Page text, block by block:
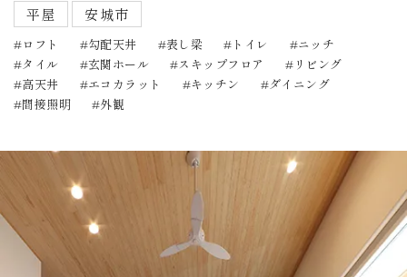
平屋 安城市
ロフト 勾配天井 表し梁 トイレ
ニッチ
タイル
玄関ホール スキップフロア
リビング
高天井
エコカラット キッチン
ダイニング
間接照明
外観